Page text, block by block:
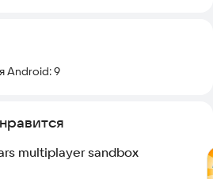
Android:9
multiplayer sandbox